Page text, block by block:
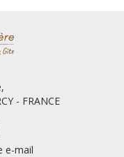
- FRANCE
e-mail